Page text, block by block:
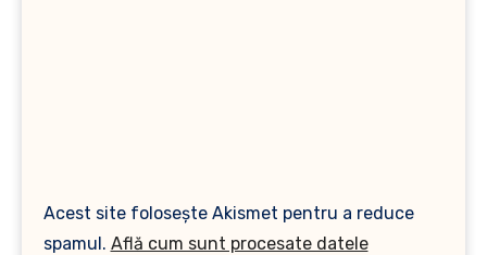
Acest site folosește Akismet pentru a reduce
spamul. Află cum sunt procesate datele